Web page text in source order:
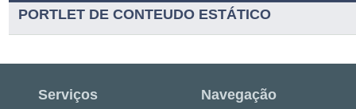
PORTLET DE CONTEUDO ESTÁTICO
Serviços Navegação